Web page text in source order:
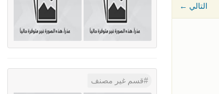
← التالي
قسم غير مصنف